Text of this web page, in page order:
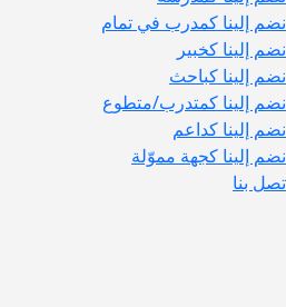
إلينا كمدرب في تمام
إلينا كخبير
إلينا كباحث
إلينا كمتدرب/متطوع
إلينا كداعم
إلينا كجهة مموّلة
بنا